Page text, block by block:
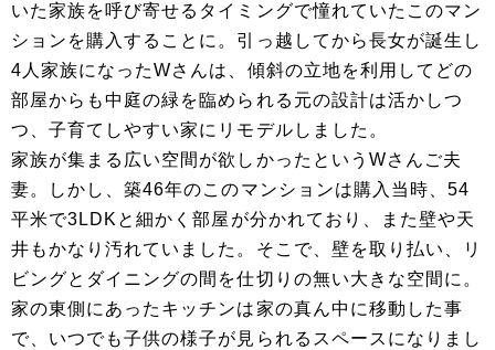
いた家族を呼び寄せるタイミングで憧れていたこのマン
ションを購入することに。引っ越してから長女が誕生し
4人家族になったWさんは、傾斜の立地を利用してどの
部屋からも中庭の緑を臨められる元の設計は活かしつ
つ、子育てしやすい家にリモデルしました。
家族が集まる広い空間が欲しかったというWさんご夫
妻。しかし、築46年のこのマンションは購入当時、54
平米で3LDKと細かく部屋が分かれており、また壁や天
井もかなり汚れていました。そこで、壁を取り払い、リ
ビングとダイニングの間を仕切りの無い大きな空間に。
家の東側にあったキッチンは家の真ん中に移動した事
で、いつでも子供の様子が見られるスペースになりまし